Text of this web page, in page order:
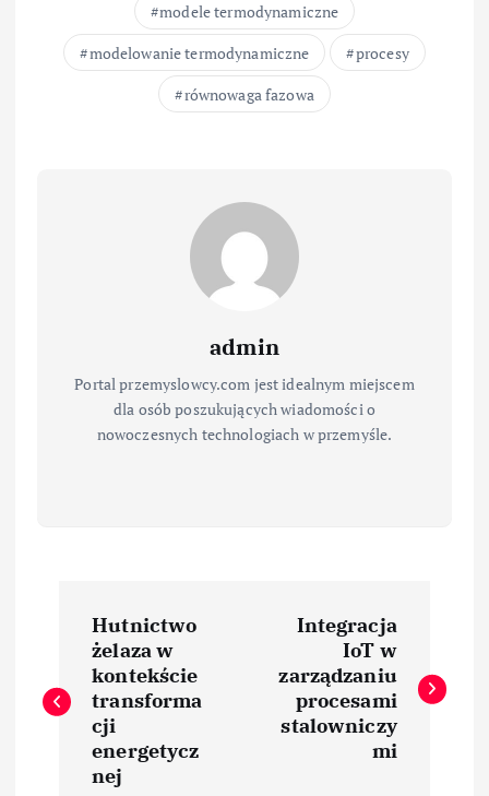
modele termodynamiczne
modelowanie termodynamiczne
procesy
równowaga fazowa
admin
Portal przemyslowcy.com jest idealnym miejscem
dla osób poszukujących wiadomości o
nowoczesnych technologiach w przemyśle.
w
Hutnictwo
żelaza w
kontekście
transforma
cji
energetycz
nej
Integracja
IoT w
zarządzaniu
procesami
stalowniczy
mi